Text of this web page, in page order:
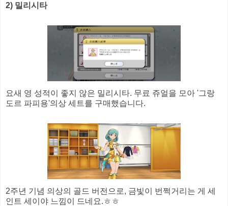
2) 밀리시타
요새 영 성적이 좋지 않은 밀리시타. 무료 쥬얼을 모아 '그랑
도르 파피용'의상 세트를 구매했습니다.
2주년 기념 의상의 골드 버전으로, 금빛이 번쩍거리는 게 세
인트 세이야 느낌이 드네요.ㅎㅎ